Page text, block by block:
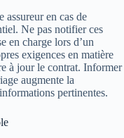
en cas de
Ne pas notifier ces
en charge lors d’un
exigences en matière
à jour le contrat. Informer
augmente la
pertinentes.